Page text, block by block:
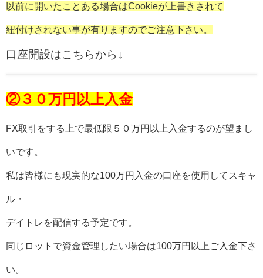
以前に開いたことある場合はCookieが上書きされて
紐付けされない事が有りますのでご注意下さい。
口座開設はこちらから↓
②３０万円以上入金
FX取引をする上で最低限５０万円以上入金するのが望まし
いです。
私は皆様にも現実的な100万円入金の口座を使用してスキャ
ル・
デイトレを配信する予定です。
同じロットで資金管理したい場合は100万円以上ご入金下さ
い。